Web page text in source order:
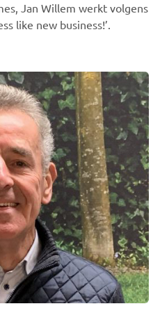
Jan Willem werkt volgens
like new business!’.